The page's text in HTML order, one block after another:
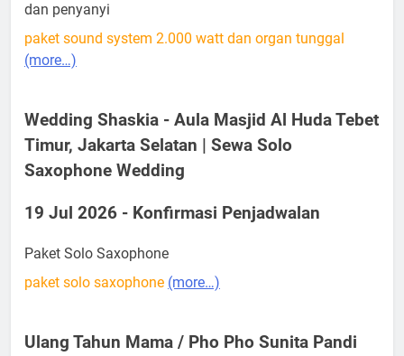
dan penyanyi
paket sound system 2.000 watt dan organ tunggal
(more…)
Wedding Shaskia - Aula Masjid Al Huda Tebet
Timur, Jakarta Selatan | Sewa Solo
Saxophone Wedding
19 Jul 2026 - Konfirmasi Penjadwalan
Paket Solo Saxophone
paket solo saxophone (more…)
Ulang Tahun Mama / Pho Pho Sunita Pandi